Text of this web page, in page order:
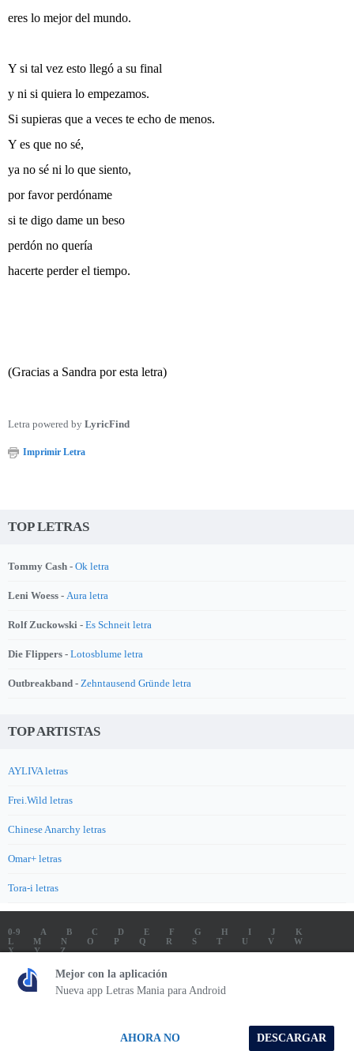
eres lo mejor del mundo.
Y si tal vez esto llegó a su final
y ni si quiera lo empezamos.
Si supieras que a veces te echo de menos.
Y es que no sé,
ya no sé ni lo que siento,
por favor perdóname
si te digo dame un beso
perdón no quería
hacerte perder el tiempo.
(Gracias a Sandra por esta letra)
Letra powered by LyricFind
Imprimir Letra
TOP LETRAS
Tommy Cash - Ok letra
Leni Woess - Aura letra
Rolf Zuckowski - Es Schneit letra
Die Flippers - Lotosblume letra
Outbreakband - Zehntausend Gründe letra
TOP ARTISTAS
AYLIVA letras
Frei.Wild letras
Chinese Anarchy letras
Omar+ letras
Tora-i letras
0-9 A B C D E F G H I J
K
L
M N O P Q R S T V
W
X
Y
Z
LETRAS
SOUNDTRACK LETRAS
TOP 100 LETRAS
ENVIA LETRAS
Letrasmania.com - Copyright © 2026 - All Rights Reserved
Mejor con la aplicación
Nueva app Letras Mania para Android
DESCARGAR
AHORA NO